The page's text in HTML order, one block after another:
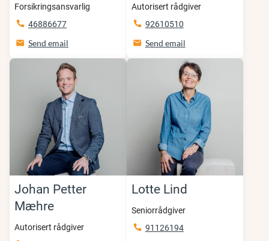
Forsikringsansvarlig
46886677
Send email
Autorisert rådgiver
92610510
Send email
Johan Petter
Mæhre
Autorisert rådgiver
Lotte Lind
Seniorrådgiver
91126194